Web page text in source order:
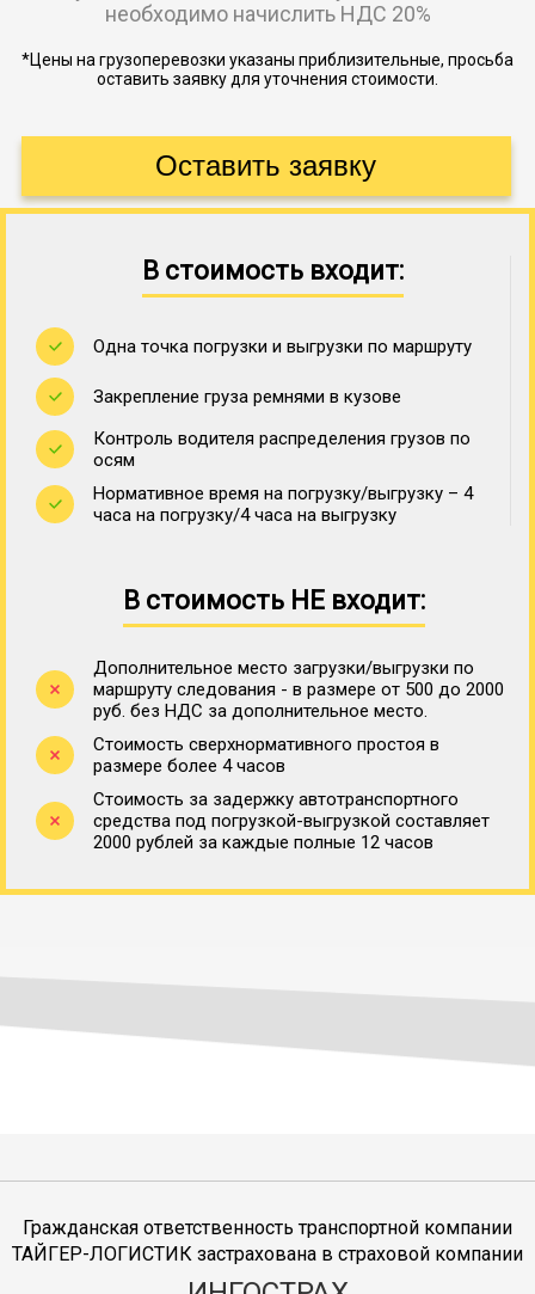
необходимо начислить НДС 20%
*Цены на грузоперевозки указаны приблизительные, просьба
оставить заявку для уточнения стоимости.
В стоимость входит:
Одна точка погрузки и выгрузки по маршруту
Закрепление груза ремнями в кузове
Контроль водителя распределения грузов по
осям
Нормативное время на погрузку/выгрузку – 4
часа на погрузку/4 часа на выгрузку
В стоимость НЕ входит:
Дополнительное место загрузки/выгрузки по
маршруту следования - в размере от 500 до 2000
руб. без НДС за дополнительное место.
Стоимость сверхнормативного простоя в
размере более 4 часов
Стоимость за задержку автотранспортного
средства под погрузкой-выгрузкой составляет
2000 рублей за каждые полные 12 часов
Гражданская ответственность транспортной компании
ТАЙГЕР-ЛОГИСТИК застрахована в страховой компании